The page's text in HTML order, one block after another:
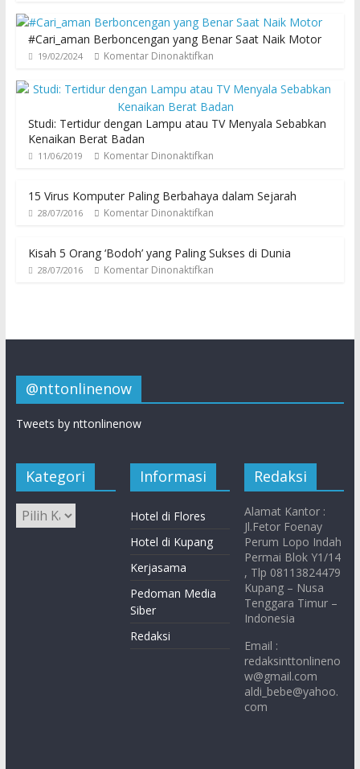
#Cari_aman Berboncengan yang Benar Saat Naik Motor
19/02/2024 Komentar Dinonaktifkan
Studi: Tertidur dengan Lampu atau TV Menyala Sebabkan
Kenaikan Berat Badan
11/06/2019 Komentar Dinonaktifkan
15 Virus Komputer Paling Berbahaya dalam Sejarah
28/07/2016 Komentar Dinonaktifkan
Kisah 5 Orang ‘Bodoh’ yang Paling Sukses di Dunia
28/07/2016 Komentar Dinonaktifkan
@nttonlinenow
Tweets by nttonlinenow
Kategori Informasi
Hotel di Flores
Hotel di Kupang
Kerjasama
Pedoman Media
Siber
Redaksi
Redaksi
Alamat Kantor :
Jl.Fetor Foenay
Perum Lopo Indah
Permai Blok Y1/14
, Tlp 08113824479
Kupang – Nusa
Tenggara Timur –
Indonesia
Email :
redaksinttonlineno
w@gmail.com
aldi_bebe@yahoo.
com